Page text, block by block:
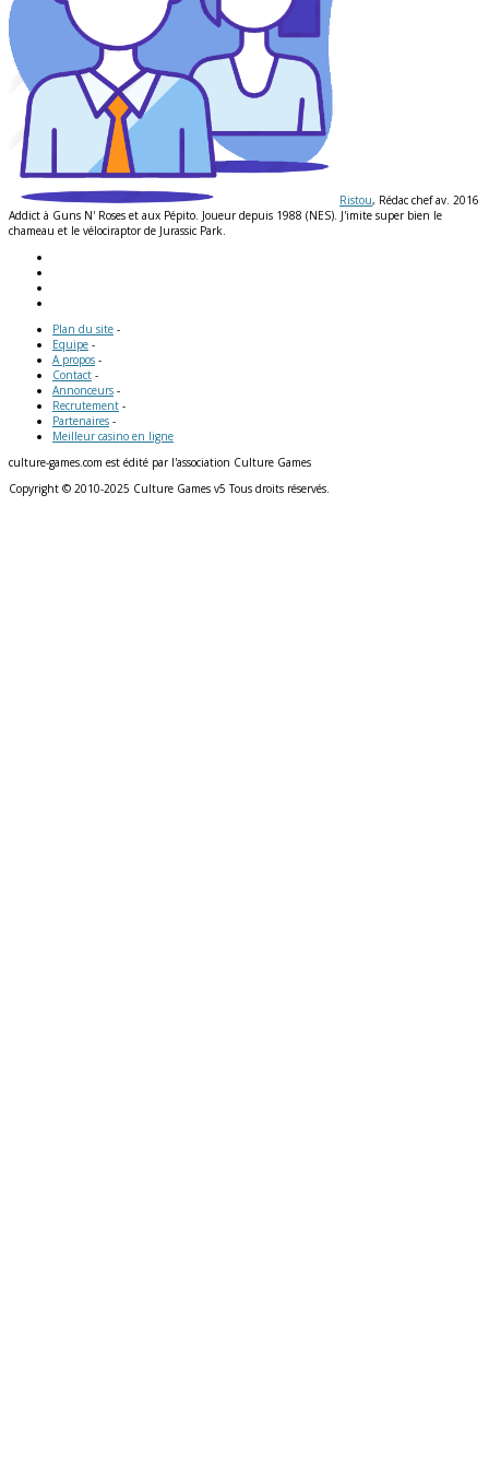
Ristou, Rédac chef av. 2016
Addict à Guns N' Roses et aux Pépito. Joueur depuis 1988 (NES). J'imite super bien le
chameau et le vélociraptor de Jurassic Park.
Plan du site -
Equipe -
A propos -
Contact -
Annonceurs -
Recrutement -
Partenaires -
Meilleur casino en ligne
culture-games.com est édité par l'association Culture Games
Copyright © 2010-2025 Culture Games v5 Tous droits réservés.